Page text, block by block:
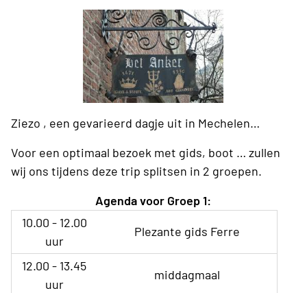
Ziezo , een gevarieerd dagje uit in Mechelen…
Voor een optimaal bezoek met gids, boot … zullen
wij ons tijdens deze trip splitsen in 2 groepen.
Agenda voor Groep 1:
10.00 - 12.00
uur
Plezante gids Ferre
12.00 - 13.45
uur
middagmaal